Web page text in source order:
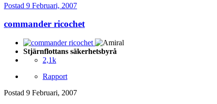
Postad 9 Februari, 2007
commander ricochet
Stjärnflottans säkerhetsbyrå
2,1k
Rapport
Postad 9 Februari, 2007